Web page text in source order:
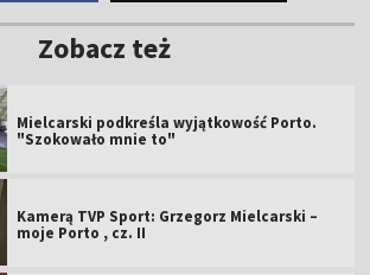
Zobacz też
Mielcarski podkreśla wyjątkowość Porto.
"Szokowało mnie to"
Kamerą TVP Sport: Grzegorz Mielcarski –
moje Porto , cz. II